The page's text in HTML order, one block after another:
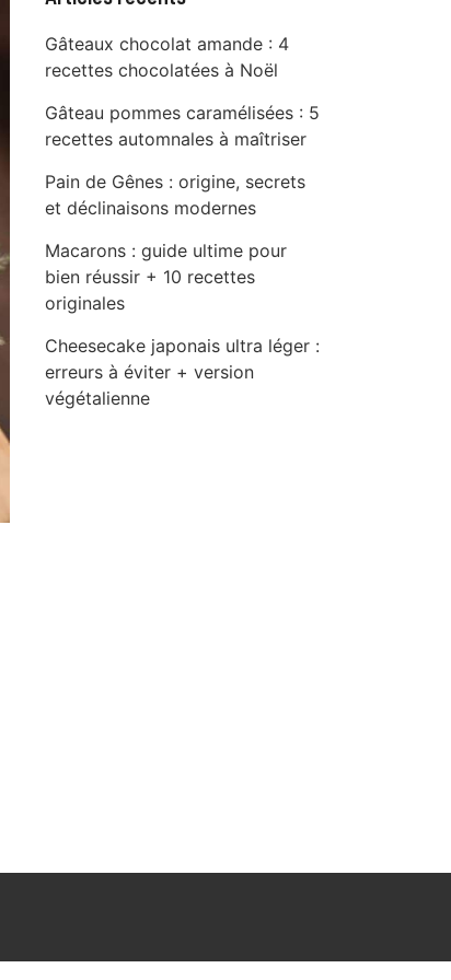
Gâteaux chocolat amande : 4
recettes chocolatées à Noël
Gâteau pommes caramélisées : 5
recettes automnales à maîtriser
Pain de Gênes : origine, secrets
et déclinaisons modernes
Macarons : guide ultime pour
bien réussir + 10 recettes
originales
Cheesecake japonais ultra léger :
erreurs à éviter + version
végétalienne